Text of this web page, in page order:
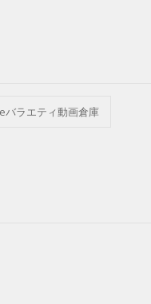
バラエティ動画倉庫